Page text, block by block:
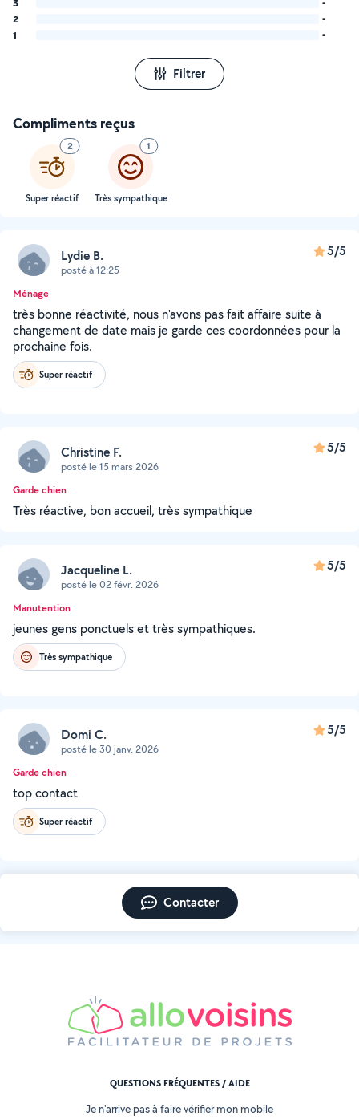
3
-
2
-
1
-
Filtrer
Compliments reçus
2
Super réactif
1
Très sympathique
Lydie B.
posté à 12:25
5/5
Ménage
très bonne réactivité, nous n'avons pas fait affaire suite à
changement de date mais je garde ces coordonnées pour la
prochaine fois.
Super réactif
Christine F.
posté le 15 mars 2026
5/5
Garde chien
Très réactive, bon accueil, très sympathique
Jacqueline L.
posté le 02 févr. 2026
5/5
Manutention
jeunes gens ponctuels et très sympathiques.
Très sympathique
Domi C.
posté le 30 janv. 2026
5/5
Garde chien
top contact
Super réactif
Contacter
QUESTIONS FRÉQUENTES / AIDE
Je n'arrive pas à faire vérifier mon mobile